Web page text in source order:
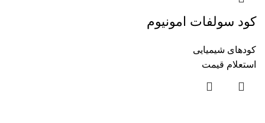
کود سولفات امونیوم
کودهای شیمیایی
استعلام قیمت